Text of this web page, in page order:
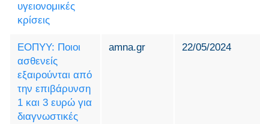
υγειονομικές
κρίσεις
ΕΟΠΥΥ: Ποιοι
ασθενείς
εξαιρούνται από
την επιβάρυνση
1 και 3 ευρώ για
διαγνωστικές
amna.gr 22/05/2024